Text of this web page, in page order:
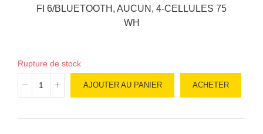
FI 6/BLUETOOTH, AUCUN, 4-CELLULES 75
WH
Rupture de stock
AJOUTER AU PANIER ACHETER